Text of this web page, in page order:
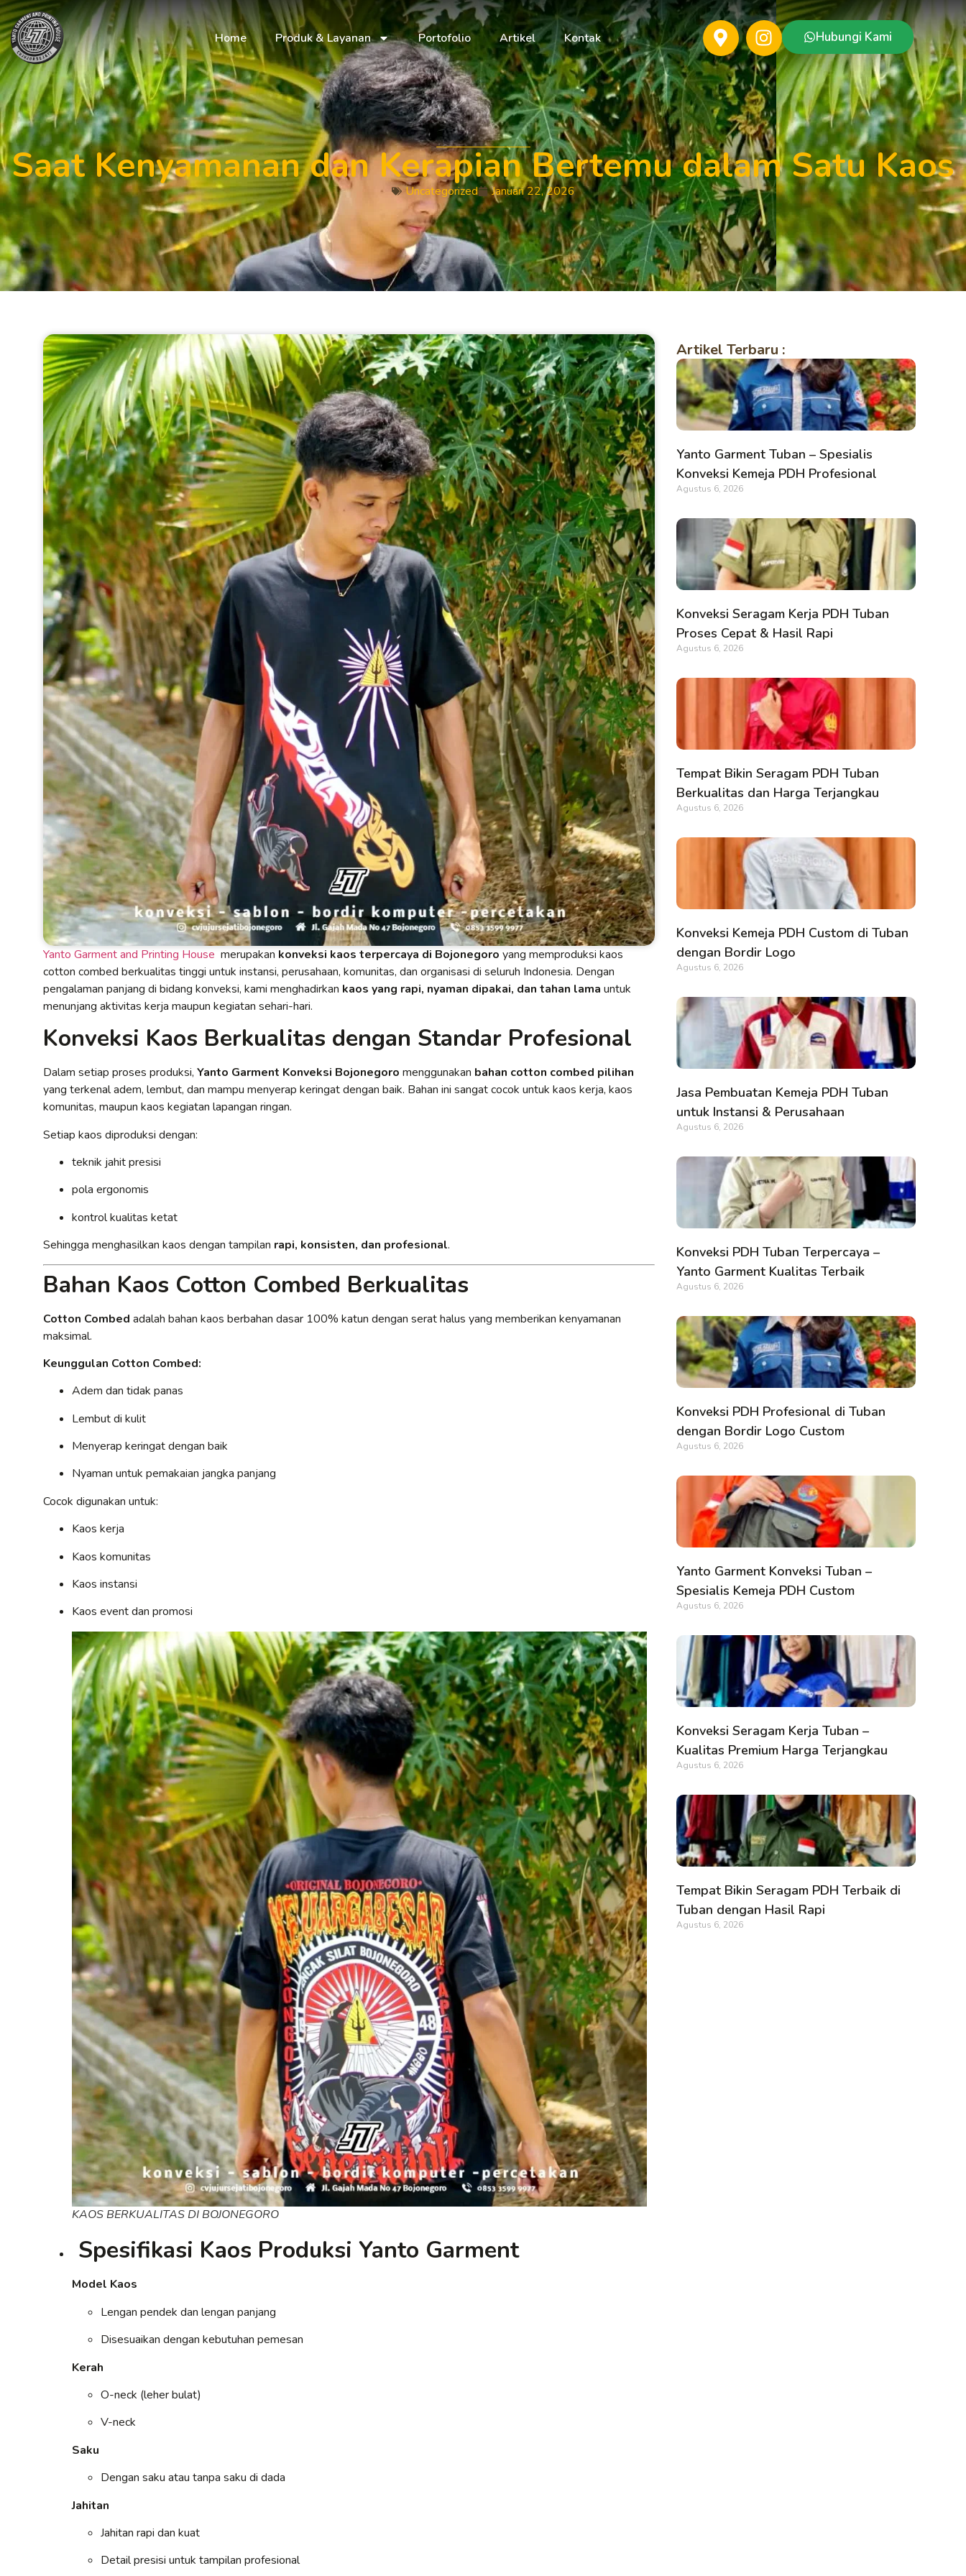
Home Produk & Layanan Portofolio Artikel Kontak Hubungi Kami
Saat Kenyamanan dan Kerapian Bertemu dalam Satu Kaos
Uncategorized Januari 22, 2026
Yanto Garment and Printing House merupakan konveksi kaos terpercaya di Bojonegoro yang memproduksi kaos
cotton combed berkualitas tinggi untuk instansi, perusahaan, komunitas, dan organisasi di seluruh Indonesia. Dengan
pengalaman panjang di bidang konveksi, kami menghadirkan kaos yang rapi, nyaman dipakai, dan tahan lama untuk
menunjang aktivitas kerja maupun kegiatan sehari-hari.
Konveksi Kaos Berkualitas dengan Standar Profesional
Dalam setiap proses produksi, Yanto Garment Konveksi Bojonegoro menggunakan bahan cotton combed pilihan
yang terkenal adem, lembut, dan mampu menyerap keringat dengan baik. Bahan ini sangat cocok untuk kaos kerja, kaos
komunitas, maupun kaos kegiatan lapangan ringan.
Setiap kaos diproduksi dengan:
teknik jahit presisi
pola ergonomis
kontrol kualitas ketat
Sehingga menghasilkan kaos dengan tampilan rapi, konsisten, dan profesional.
Bahan Kaos Cotton Combed Berkualitas
Cotton Combed adalah bahan kaos berbahan dasar 100% katun dengan serat halus yang memberikan kenyamanan
maksimal.
Keunggulan Cotton Combed:
Adem dan tidak panas
Lembut di kulit
Menyerap keringat dengan baik
Nyaman untuk pemakaian jangka panjang
Cocok digunakan untuk:
Kaos kerja
Kaos komunitas
Kaos instansi
Kaos event dan promosi
KAOS BERKUALITAS DI BOJONEGORO
Spesifikasi Kaos Produksi Yanto Garment
Model Kaos
Lengan pendek dan lengan panjang
Disesuaikan dengan kebutuhan pemesan
Kerah
O-neck (leher bulat)
V-neck
Saku
Dengan saku atau tanpa saku di dada
Jahitan
Jahitan rapi dan kuat
Detail presisi untuk tampilan profesional
Artikel Terbaru :
Yanto Garment Tuban – Spesialis
Konveksi Kemeja PDH Profesional
Agustus 6, 2026
Konveksi Seragam Kerja PDH Tuban
Proses Cepat & Hasil Rapi
Agustus 6, 2026
Tempat Bikin Seragam PDH Tuban
Berkualitas dan Harga Terjangkau
Agustus 6, 2026
Konveksi Kemeja PDH Custom di Tuban
dengan Bordir Logo
Agustus 6, 2026
Jasa Pembuatan Kemeja PDH Tuban
untuk Instansi & Perusahaan
Agustus 6, 2026
Konveksi PDH Tuban Terpercaya –
Yanto Garment Kualitas Terbaik
Agustus 6, 2026
Konveksi PDH Profesional di Tuban
dengan Bordir Logo Custom
Agustus 6, 2026
Yanto Garment Konveksi Tuban –
Spesialis Kemeja PDH Custom
Agustus 6, 2026
Konveksi Seragam Kerja Tuban –
Kualitas Premium Harga Terjangkau
Agustus 6, 2026
Tempat Bikin Seragam PDH Terbaik di
Tuban dengan Hasil Rapi
Agustus 6, 2026